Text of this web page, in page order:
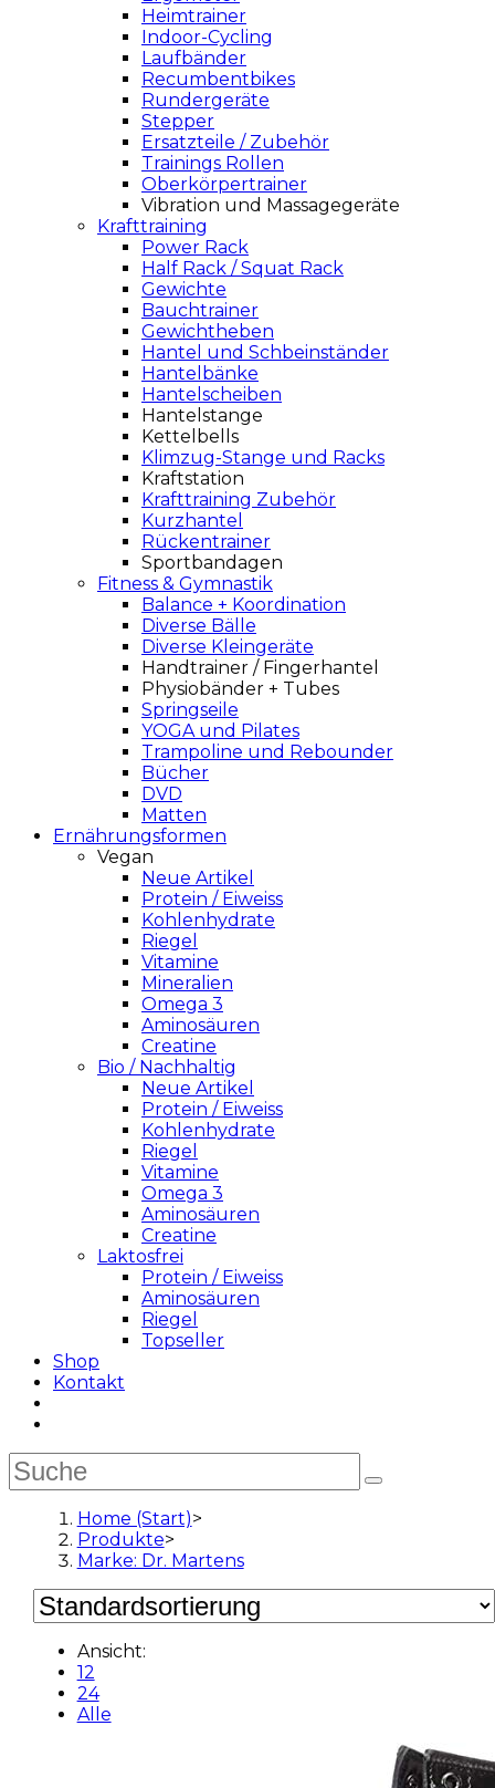
Heimtrainer
Indoor-Cycling
Laufbänder
Recumbentbikes
Rundergeräte
Stepper
Ersatzteile / Zubehör
Trainings Rollen
Oberkörpertrainer
Vibration und Massagegeräte
Krafttraining
Power Rack
Half Rack / Squat Rack
Gewichte
Bauchtrainer
Gewichtheben
Hantel und Schbeinständer
Hantelbänke
Hantelscheiben
Hantelstange
Kettelbells
Klimzug-Stange und Racks
Kraftstation
Krafttraining Zubehör
Kurzhantel
Rückentrainer
Sportbandagen
Fitness & Gymnastik
Balance + Koordination
Diverse Bälle
Diverse Kleingeräte
Handtrainer / Fingerhantel
Physiobänder + Tubes
Springseile
YOGA und Pilates
Trampoline und Rebounder
Bücher
DVD
Matten
Ernährungsformen
Vegan
Neue Artikel
Protein / Eiweiss
Kohlenhydrate
Riegel
Vitamine
Mineralien
Omega 3
Aminosäuren
Creatine
Bio / Nachhaltig
Neue Artikel
Protein / Eiweiss
Kohlenhydrate
Riegel
Vitamine
Omega 3
Aminosäuren
Creatine
Laktosfrei
Protein / Eiweiss
Aminosäuren
Riegel
Topseller
Shop
Kontakt
Home (Start)>
Produkte>
Marke: Dr. Martens
Ansicht:
12
24
Alle